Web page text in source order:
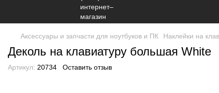
Аксессуары и запчасти для ноутбуков и ПК Наклейки на
Деколь на клавиатуру большая White
Артикул: 20734 Оставить отзыв